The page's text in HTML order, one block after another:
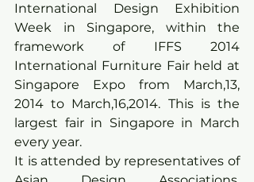
International Design Exhibition
Week in Singapore, within the
framework of IFFS 2014
International Furniture Fair held at
Singapore Expo from March,13,
2014 to March,16,2014. This is the
largest fair in Singapore in March
every year.
It is attended by representatives of